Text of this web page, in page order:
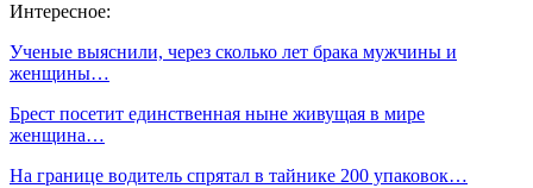
Интересное:
Ученые выяснили, через сколько лет брака мужчины и
женщины…
Брест посетит единственная ныне живущая в мире
женщина…
На границе водитель спрятал в тайнике 200 упаковок…